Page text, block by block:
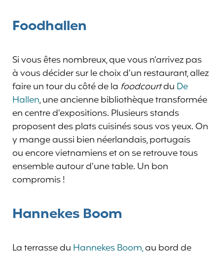
Foodhallen
Si vous êtes nombreux, que vous n’arrivez pas
à vous décider sur le choix d’un restaurant, allez
faire un tour du côté de la foodcourtdu De
Hallen, une ancienne bibliothèque transformée
en centre d’expositions. Plusieurs stands
proposent des plats cuisinés sous vos yeux. On
y mange aussi bien néerlandais, portugais
ou encore vietnamiens et on se retrouve tous
ensemble autour d’une table. Un bon
compromis !
Hannekes Boom
La terrasse du Hannekes Boom,au bord de